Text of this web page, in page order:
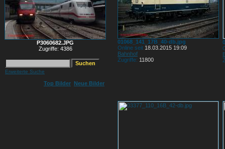
P3060682.JPG
Zugriffe: 4386
Erweiterte Suche
Top Bilder Neue Bilder
01068_141_17B_40-db.jpg
Online seit 18.03.2015 19:09
Bahnhof
Zugriffe: 11800